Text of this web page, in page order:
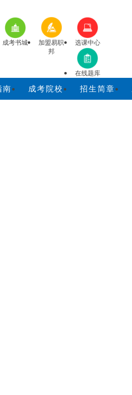
成考书城
加盟易职
邦
选课中心
在线题库
南 成考院校 招生简章